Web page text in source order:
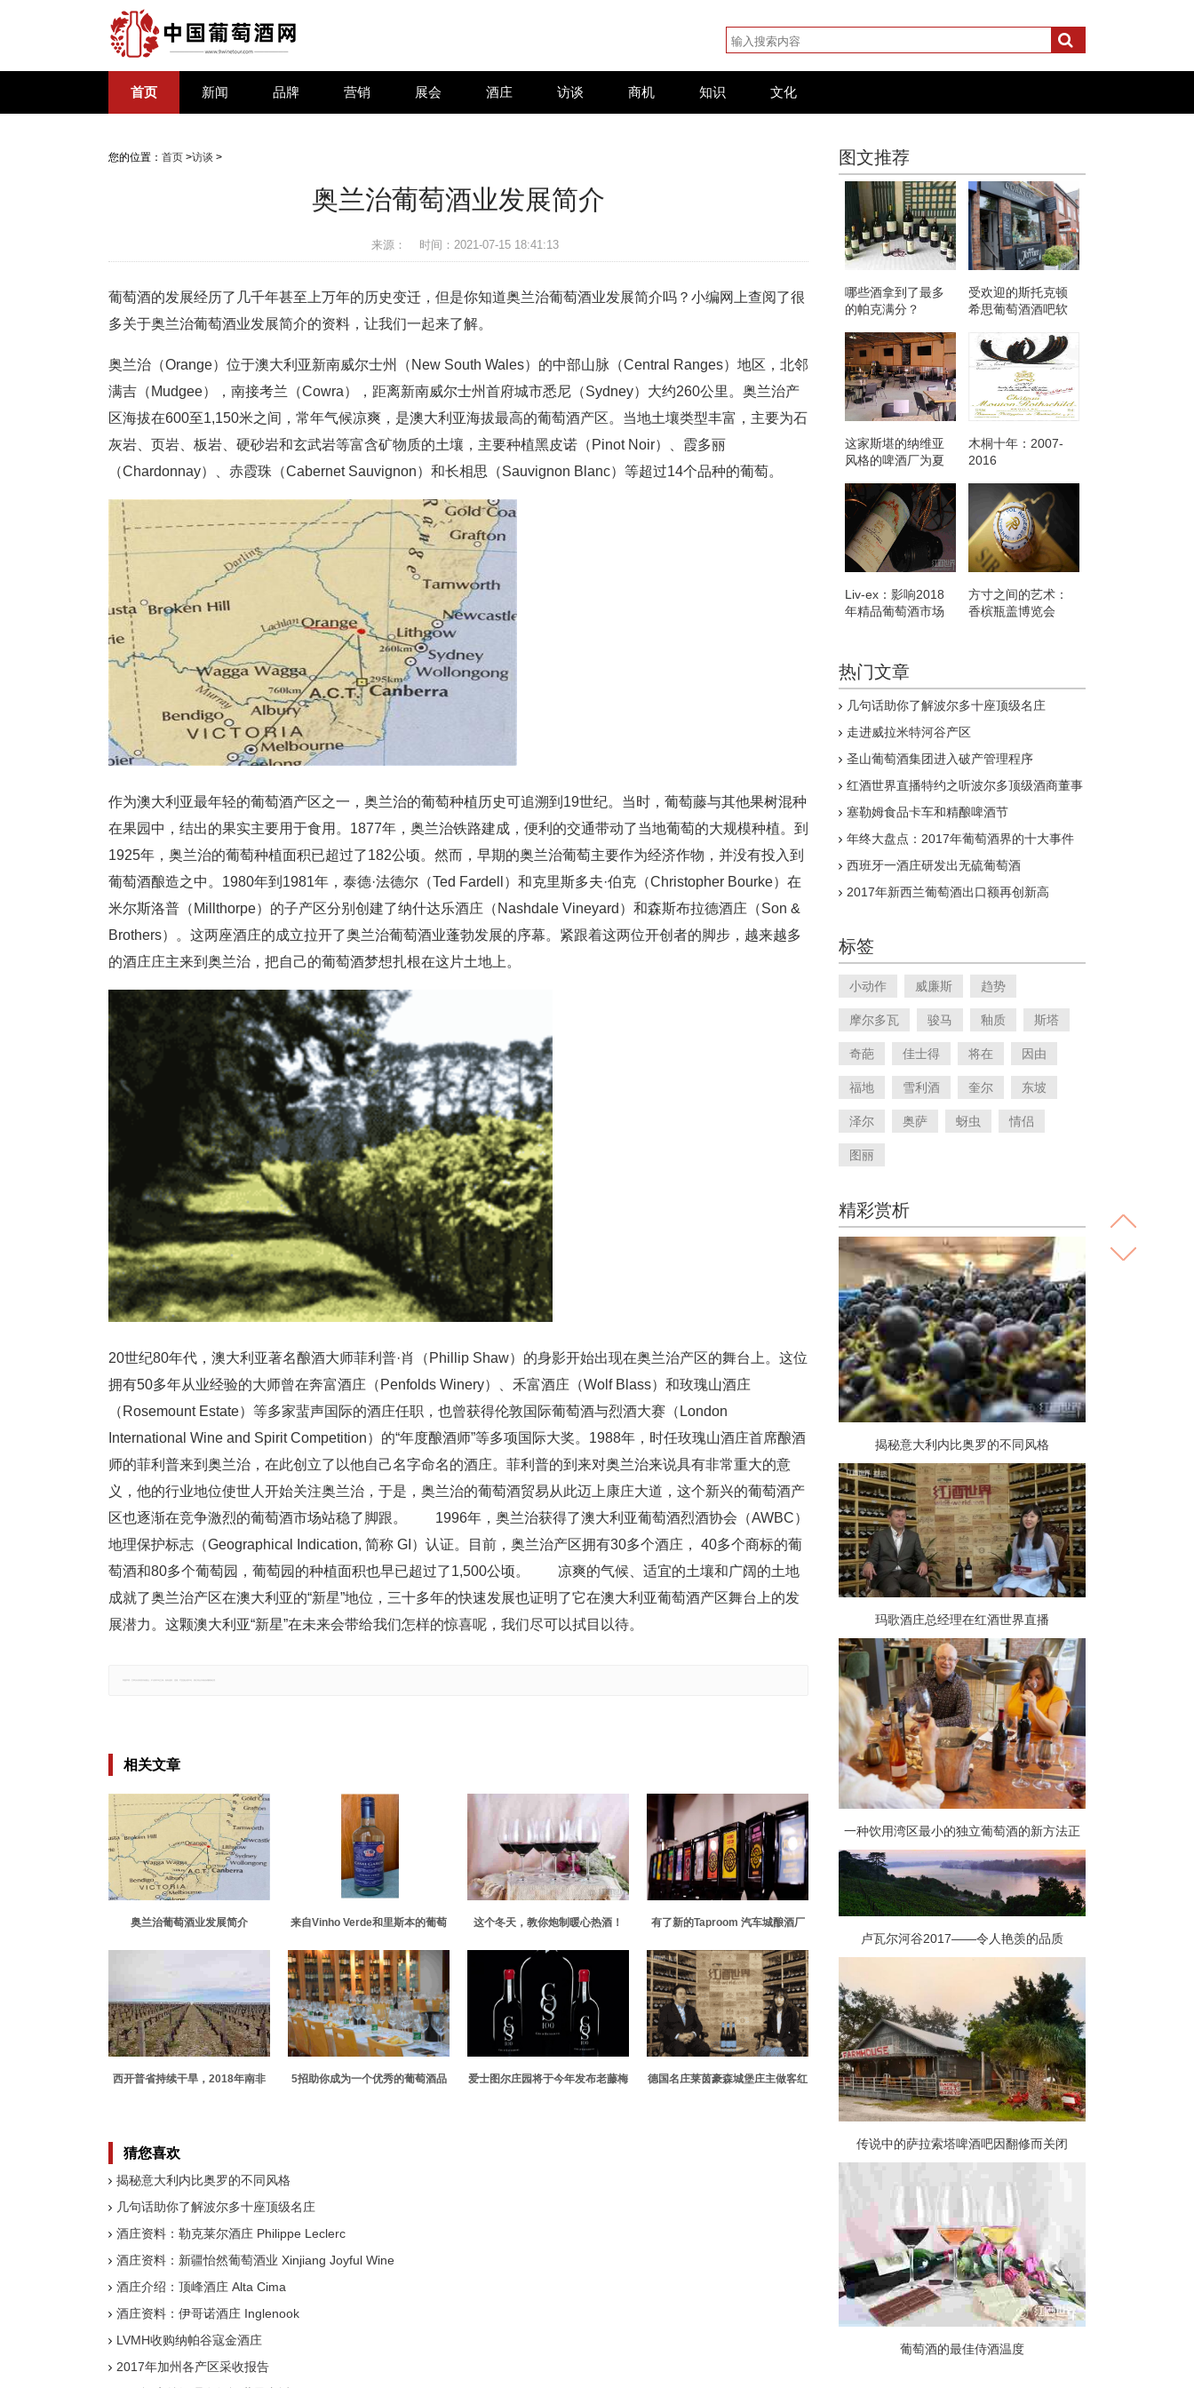
首页 新闻 品牌 营销 展会 酒庄 访谈 商机 知识 文化
您的位置： 首页 >访谈 >
奥兰治葡萄酒业发展简介
来源： 时间：2021-07-15 18:41:13
葡萄酒的发展经历了几千年甚至上万年的历史变迁，但是你知道奥兰治葡萄酒业发展简介吗？小编网上查阅了很
多关于奥兰治葡萄酒业发展简介的资料，让我们一起来了解。
奥兰治（Orange）位于澳大利亚新南威尔士州（New South Wales）的中部山脉（Central Ranges）地区，北邻
满吉（Mudgee），南接考兰（Cowra），距离新南威尔士州首府城市悉尼（Sydney）大约260公里。奥兰治产
区海拔在600至1,150米之间，常年气候凉爽，是澳大利亚海拔最高的葡萄酒产区。当地土壤类型丰富，主要为石
灰岩、页岩、板岩、硬砂岩和玄武岩等富含矿物质的土壤，主要种植黑皮诺（Pinot Noir）、霞多丽
（Chardonnay）、赤霞珠（Cabernet Sauvignon）和长相思（Sauvignon Blanc）等超过14个品种的葡萄。
作为澳大利亚最年轻的葡萄酒产区之一，奥兰治的葡萄种植历史可追溯到19世纪。当时，葡萄藤与其他果树混种
在果园中，结出的果实主要用于食用。1877年，奥兰治铁路建成，便利的交通带动了当地葡萄的大规模种植。到
1925年，奥兰治的葡萄种植面积已超过了182公顷。然而，早期的奥兰治葡萄主要作为经济作物，并没有投入到
葡萄酒酿造之中。1980年到1981年，泰德·法德尔（Ted Fardell）和克里斯多夫·伯克（Christopher Bourke）在
米尔斯洛普（Millthorpe）的子产区分别创建了纳什达乐酒庄（Nashdale Vineyard）和森斯布拉德酒庄（Son &
Brothers）。这两座酒庄的成立拉开了奥兰治葡萄酒业蓬勃发展的序幕。紧跟着这两位开创者的脚步，越来越多
的酒庄庄主来到奥兰治，把自己的葡萄酒梦想扎根在这片土地上。
20世纪80年代，澳大利亚著名酿酒大师菲利普·肖（Phillip Shaw）的身影开始出现在奥兰治产区的舞台上。这位
拥有50多年从业经验的大师曾在奔富酒庄（Penfolds Winery）、禾富酒庄（Wolf Blass）和玫瑰山酒庄
（Rosemount Estate）等多家蜚声国际的酒庄任职，也曾获得伦敦国际葡萄酒与烈酒大赛（London
International Wine and Spirit Competition）的“年度酿酒师”等多项国际大奖。1988年，时任玫瑰山酒庄首席酿酒
师的菲利普来到奥兰治，在此创立了以他自己名字命名的酒庄。菲利普的到来对奥兰治来说具有非常重大的意
义，他的行业地位使世人开始关注奥兰治，于是，奥兰治的葡萄酒贸易从此迈上康庄大道，这个新兴的葡萄酒产
区也逐渐在竞争激烈的葡萄酒市场站稳了脚跟。 1996年，奥兰治获得了澳大利亚葡萄酒烈酒协会（AWBC）
地理保护标志（Geographical Indication, 简称 GI）认证。目前，奥兰治产区拥有30多个酒庄， 40多个商标的葡
萄酒和80多个葡萄园，葡萄园的种植面积也早已超过了1,500公顷。 凉爽的气候、适宜的土壤和广阔的土地
成就了奥兰治产区在澳大利亚的“新星”地位，三十多年的快速发展也证明了它在澳大利亚葡萄酒产区舞台上的发
展潜力。这颗澳大利亚“新星”在未来会带给我们怎样的惊喜呢，我们尽可以拭目以待。
相关文章
奥兰治葡萄酒业发展简介
来自Vinho Verde和里斯本的葡萄
这个冬天，教你炮制暖心热酒！
有了新的Taproom 汽车城酿酒厂
西开普省持续干旱，2018年南非
5招助你成为一个优秀的葡萄酒品
爱士图尔庄园将于今年发布老藤梅
德国名庄莱茵豪森城堡庄主做客红
猜您喜欢
揭秘意大利内比奥罗的不同风格
几句话助你了解波尔多十座顶级名庄
酒庄资料：勒克莱尔酒庄 Philippe Leclerc
酒庄资料：新疆怡然葡萄酒业 Xinjiang Joyful Wine
酒庄介绍：顶峰酒庄 Alta Cima
酒庄资料：伊哥诺酒庄 Inglenook
LVMH收购纳帕谷寇金酒庄
2017年加州各产区采收报告
图文推荐
哪些酒拿到了最多
的帕克满分？
受欢迎的斯托克顿
希思葡萄酒酒吧软
的场地
这家斯堪的纳维亚
风格的啤酒厂为夏
的啤酒场景铺平了
道路
木桐十年：2007-
2016
Liv-ex：影响2018
年精品葡萄酒市场
方寸之间的艺术：
香槟瓶盖博览会
热门文章
几句话助你了解波尔多十座顶级名庄
走进威拉米特河谷产区
圣山葡萄酒集团进入破产管理程序
红酒世界直播特约之听波尔多顶级酒商董事
塞勒姆食品卡车和精酿啤酒节
年终大盘点：2017年葡萄酒界的十大事件
西班牙一酒庄研发出无硫葡萄酒
2017年新西兰葡萄酒出口额再创新高
标签
小动作 威廉斯 趋势
摩尔多瓦 骏马 釉质 斯塔
奇葩 佳士得 将在 因由
福地 雪利酒 奎尔 东坡
泽尔 奥萨 蚜虫 情侣
图丽
精彩赏析
揭秘意大利内比奥罗的不同风格
玛歌酒庄总经理在红酒世界直播
一种饮用湾区最小的独立葡萄酒的新方法正
在获得动力
卢瓦尔河谷2017——令人艳羡的品质
传说中的萨拉索塔啤酒吧因翻修而关闭
葡萄酒的最佳侍酒温度